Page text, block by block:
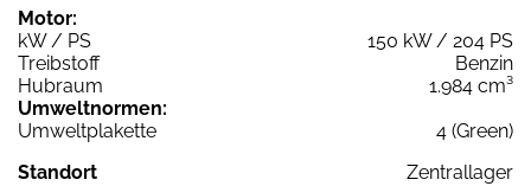
Motor:
kW / PS
150 kW / 204 PS
Treibstoff
Benzin
Hubraum
1.984 cm³
Umweltnormen:
Umweltplakette
4 (Green)
Standort
Zentrallager